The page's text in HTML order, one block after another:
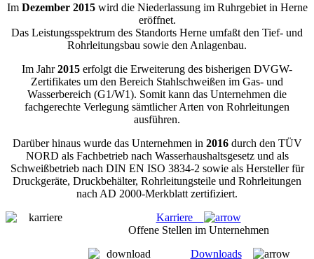
Im Dezember 2015wird die Niederlassung im Ruhrgebiet in Herne
eröffnet.
Das Leistungsspektrum des Standorts Herne umfaßt den Tief- und
Rohrleitungsbau sowie den Anlagenbau.
Im Jahr2015 erfolgt die Erweiterung des bisherigen DVGW-
Zertifikates um den Bereich Stahlschweißen im Gas- und
Wasserbereich (G1/W1). Somit kann das Unternehmen die
fachgerechte Verlegung sämtlicher Arten von Rohrleitungen
ausführen.
Darüber hinaus wurde das Unternehmen in 2016durch den TÜV
NORD als Fachbetrieb nach Wasserhaushaltsgesetz und als
Schweißbetrieb nach DIN EN ISO 3834-2 sowie als Hersteller für
Druckgeräte, Druckbehälter, Rohrleitungsteile und Rohrleitungen
nach AD 2000-Merkblatt zertifiziert.
Karriere
Offene Stellen im Unternehmen
Downloads